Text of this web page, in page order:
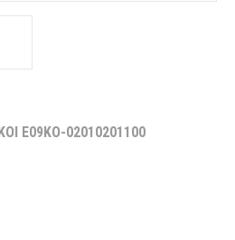
E09KO-02010201100